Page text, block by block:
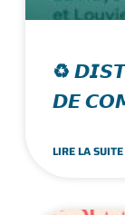
♻️
𝘿𝙀
LIRE LA